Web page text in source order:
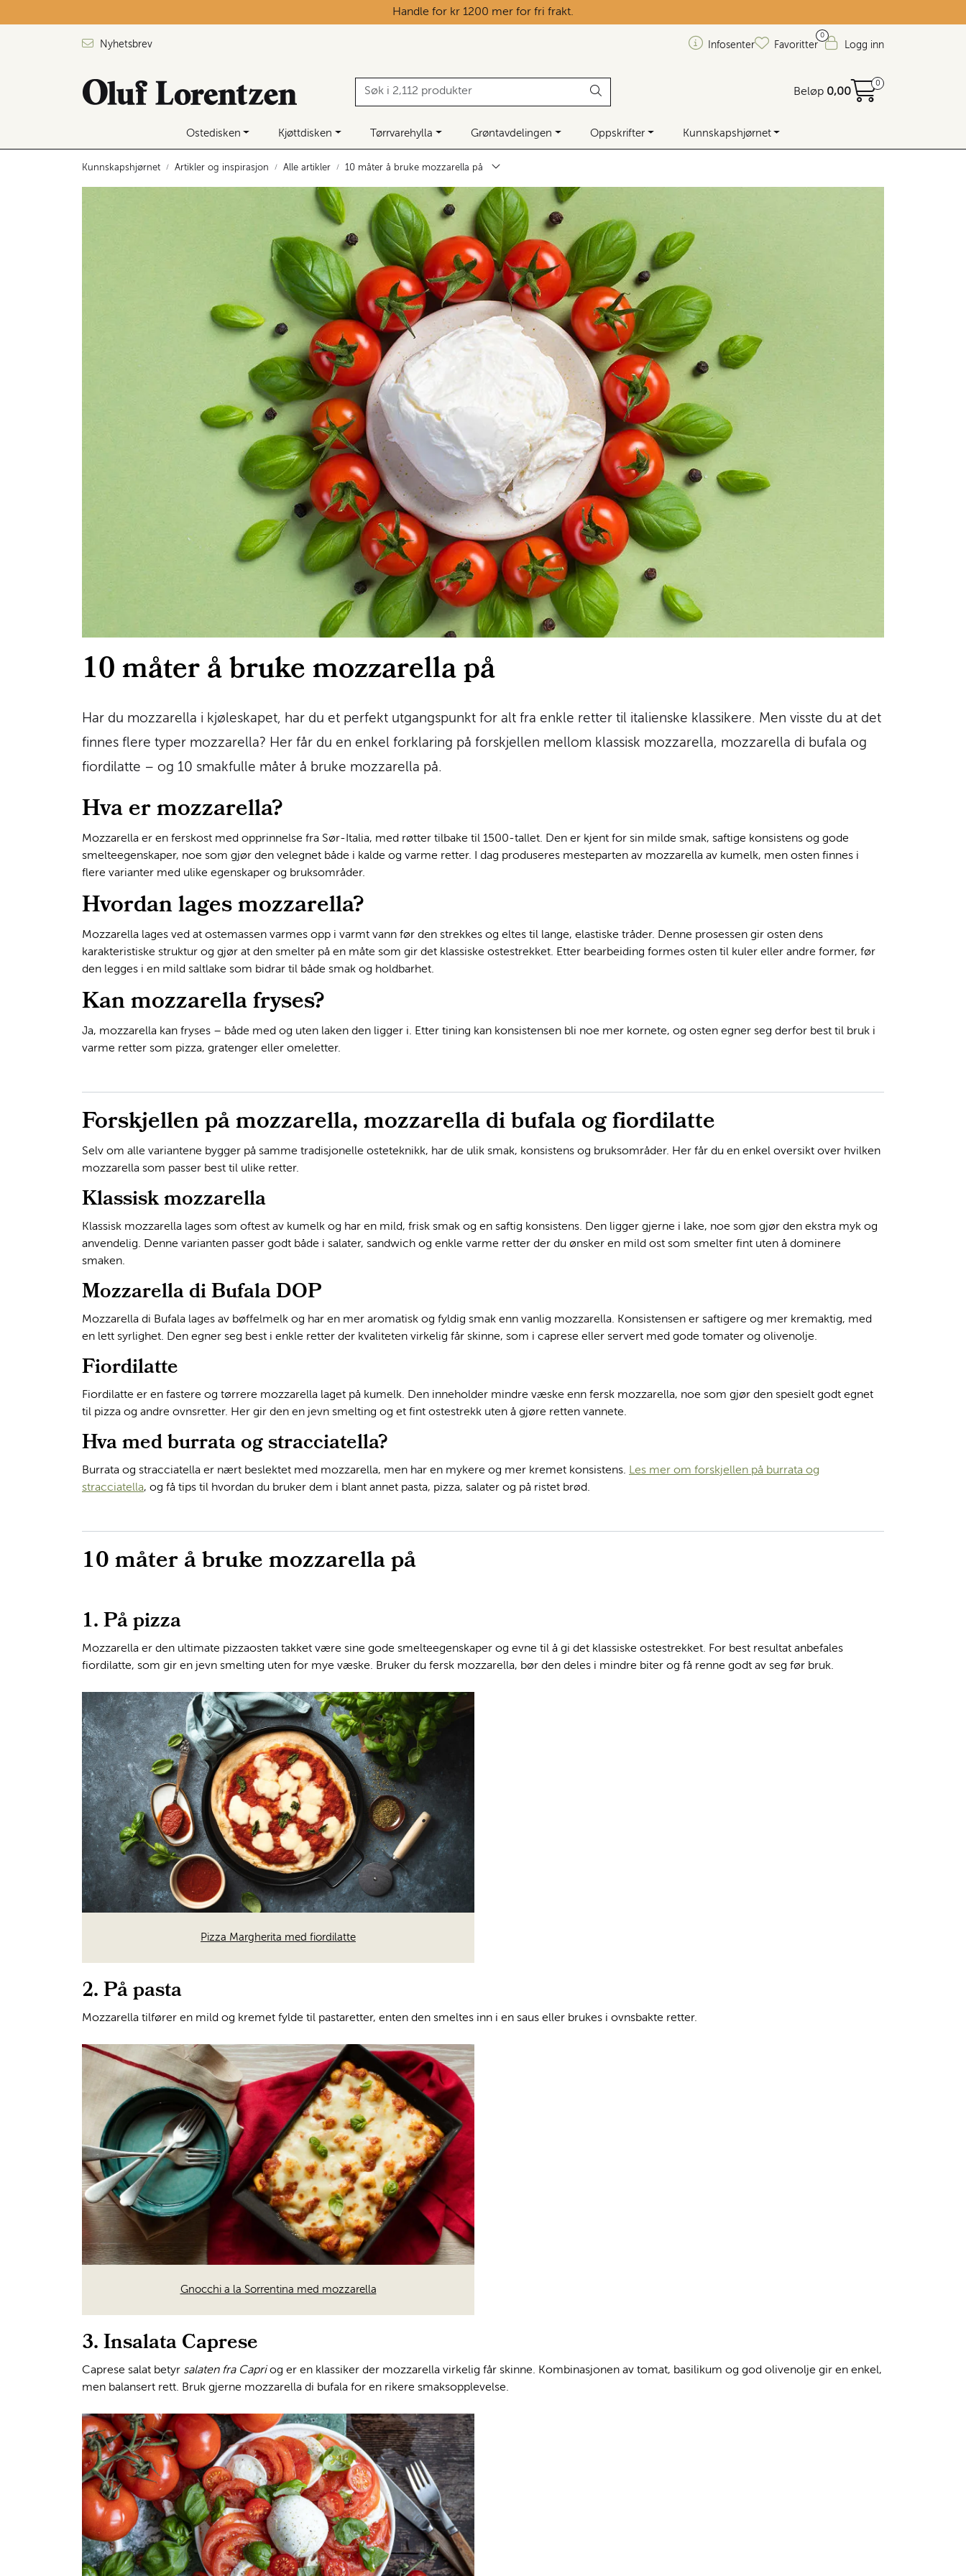
Handle for kr 1200 mer for fri frakt.
Nyhetsbrev Infosenter
0
Favoritter Logg inn
Beløp 0,00
0
Ostedisken Kjøttdisken Tørrvarehylla Grøntavdelingen Oppskrifter Kunnskapshjørnet
Kunnskapshjørnet Artikler og inspirasjon Alle artikler 10 måter å bruke mozzarella på
10 måter å bruke mozzarella på
Har du mozzarella i kjøleskapet, har du et perfekt utgangspunkt for alt fra enkle retter til italienske klassikere. Men visste du at det
finnes flere typer mozzarella? Her får du en enkel forklaring på forskjellen mellom klassisk mozzarella, mozzarella di bufala og
fiordilatte – og 10 smakfulle måter å bruke mozzarella på.
Hva er mozzarella?
Mozzarella er en ferskost med opprinnelse fra Sør-Italia, med røtter tilbake til 1500-tallet. Den er kjent for sin milde smak, saftige konsistens og gode
smelteegenskaper, noe som gjør den velegnet både i kalde og varme retter. I dag produseres mesteparten av mozzarella av kumelk, men osten finnes i
flere varianter med ulike egenskaper og bruksområder.
Hvordan lages mozzarella?
Mozzarella lages ved at ostemassen varmes opp i varmt vann før den strekkes og eltes til lange, elastiske tråder. Denne prosessen gir osten dens
karakteristiske struktur og gjør at den smelter på en måte som gir det klassiske ostestrekket. Etter bearbeiding formes osten til kuler eller andre former, før
den legges i en mild saltlake som bidrar til både smak og holdbarhet.
Kan mozzarella fryses?
Ja, mozzarella kan fryses – både med og uten laken den ligger i. Etter tining kan konsistensen bli noe mer kornete, og osten egner seg derfor best til bruk i
varme retter som pizza, gratenger eller omeletter.
Forskjellen på mozzarella, mozzarella di bufala og fiordilatte
Selv om alle variantene bygger på samme tradisjonelle osteteknikk, har de ulik smak, konsistens og bruksområder. Her får du en enkel oversikt over hvilken
mozzarella som passer best til ulike retter.
Klassisk mozzarella
Klassisk mozzarella lages som oftest av kumelk og har en mild, frisk smak og en saftig konsistens. Den ligger gjerne i lake, noe som gjør den ekstra myk og
anvendelig. Denne varianten passer godt både i salater, sandwich og enkle varme retter der du ønsker en mild ost som smelter fint uten å dominere
smaken.
Mozzarella di Bufala DOP
Mozzarella di Bufala lages av bøffelmelk og har en mer aromatisk og fyldig smak enn vanlig mozzarella. Konsistensen er saftigere og mer kremaktig, med
en lett syrlighet. Den egner seg best i enkle retter der kvaliteten virkelig får skinne, som i caprese eller servert med gode tomater og olivenolje.
Fiordilatte
Fiordilatte er en fastere og tørrere mozzarella laget på kumelk. Den inneholder mindre væske enn fersk mozzarella, noe som gjør den spesielt godt egnet
til pizza og andre ovnsretter. Her gir den en jevn smelting og et fint ostestrekk uten å gjøre retten vannete.
Hva med burrata og stracciatella?
Burrata og stracciatella er nært beslektet med mozzarella, men har en mykere og mer kremet konsistens. Les mer om forskjellen på burrata og
stracciatella, og få tips til hvordan du bruker dem i blant annet pasta, pizza, salater og på ristet brød.
10 måter å bruke mozzarella på
1. På pizza
Mozzarella er den ultimate pizzaosten takket være sine gode smelteegenskaper og evne til å gi det klassiske ostestrekket. For best resultat anbefales
fiordilatte, som gir en jevn smelting uten for mye væske. Bruker du fersk mozzarella, bør den deles i mindre biter og få renne godt av seg før bruk.
Pizza Margherita med fiordilatte
2. På pasta
Mozzarella tilfører en mild og kremet fylde til pastaretter, enten den smeltes inn i en saus eller brukes i ovnsbakte retter.
Gnocchi a la Sorrentina med mozzarella
3. Insalata Caprese
Caprese salat betyr salaten fra Capriog er en klassiker der mozzarella virkelig får skinne. Kombinasjonen av tomat, basilikum og god olivenolje gir en enkel,
men balansert rett. Bruk gjerne mozzarella di bufala for en rikere smaksopplevelse.